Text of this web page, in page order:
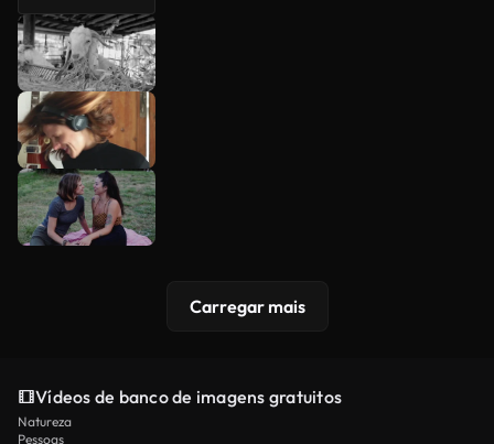
Carregar mais
Vídeos de banco de imagens gratuitos
Natureza
Pessoas